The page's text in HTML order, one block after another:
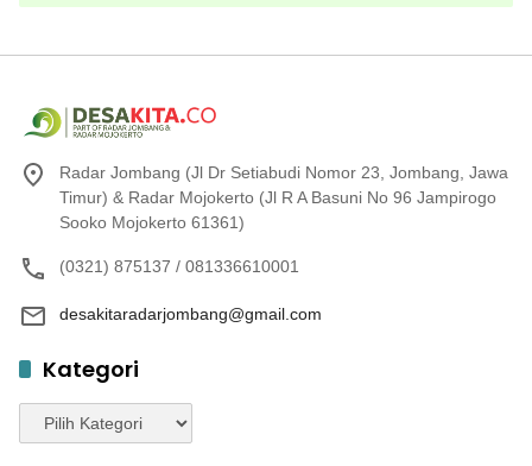
Radar Jombang (Jl Dr Setiabudi Nomor 23, Jombang, Jawa
Timur) & Radar Mojokerto (Jl R A Basuni No 96 Jampirogo
Sooko Mojokerto 61361)
(0321) 875137 / 081336610001
desakitaradarjombang@gmail.com
Kategori
Kategori